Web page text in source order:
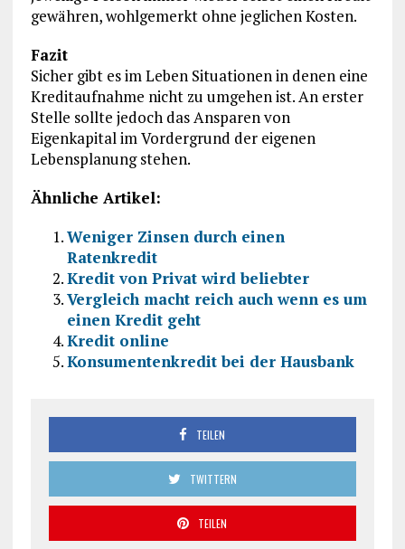
gewähren, wohlgemerkt ohne jeglichen Kosten.
Fazit
Sicher gibt es im Leben Situationen in denen eine
Kreditaufnahme nicht zu umgehen ist. An erster
Stelle sollte jedoch das Ansparen von
Eigenkapital im Vordergrund der eigenen
Lebensplanung stehen.
Ähnliche Artikel:
Weniger Zinsen durch einen
Ratenkredit
Kredit von Privat wird beliebter
Vergleich macht reich auch wenn es um
einen Kredit geht
Kredit online
Konsumentenkredit bei der Hausbank
TEILEN
TWITTERN
TEILEN